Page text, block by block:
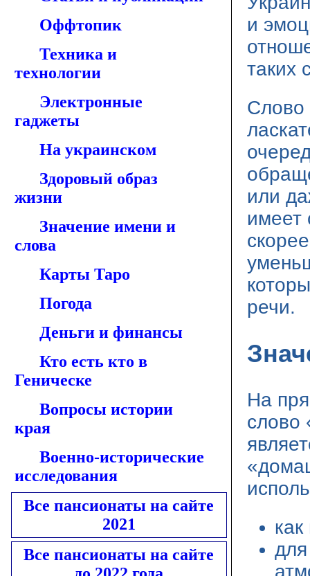
Оффтопик
Техника и
технологии
Электронные
гаджеты
На украинском
Здоровый образ
жизни
Значение имени и
слова
Карты Таро
Погода
Деньги и финансы
Кто есть кто в
Геническе
Вопросы истории
края
Военно-исторические
исследования
Все пансионаты на сайте
2021
Все пансионаты на сайте
и
таких
Слово
или
имеет
речи.
На
слово